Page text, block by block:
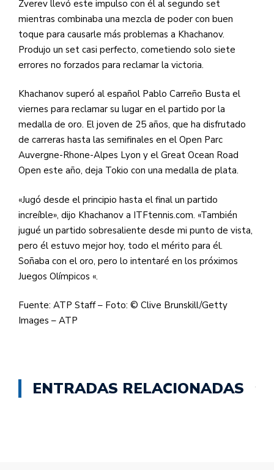
Zverev llevó este impulso con él al segundo set
mientras combinaba una mezcla de poder con buen
toque para causarle más problemas a Khachanov.
Produjo un set casi perfecto, cometiendo solo siete
errores no forzados para reclamar la victoria.
Khachanov superó al español Pablo Carreño Busta el
viernes para reclamar su lugar en el partido por la
medalla de oro. El joven de 25 años, que ha disfrutado
de carreras hasta las semifinales en el Open Parc
Auvergne-Rhone-Alpes Lyon y el Great Ocean Road
Open este año, deja Tokio con una medalla de plata.
«Jugó desde el principio hasta el final un partido
increíble», dijo Khachanov a ITFtennis.com. «También
jugué un partido sobresaliente desde mi punto de vista,
pero él estuvo mejor hoy, todo el mérito para él.
Soñaba con el oro, pero lo intentaré en los próximos
Juegos Olímpicos «.
Fuente: ATP Staff – Foto: © Clive Brunskill/Getty
Images – ATP
ENTRADAS RELACIONADAS